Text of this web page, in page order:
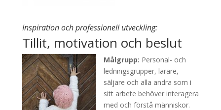
Inspiration och professionell utveckling:
Tillit, motivation och beslut
Målgrupp: Personal- och
ledningsgrupper, lärare,
säljare och alla andra som i
sitt arbete behöver interagera
med och förstå människor.